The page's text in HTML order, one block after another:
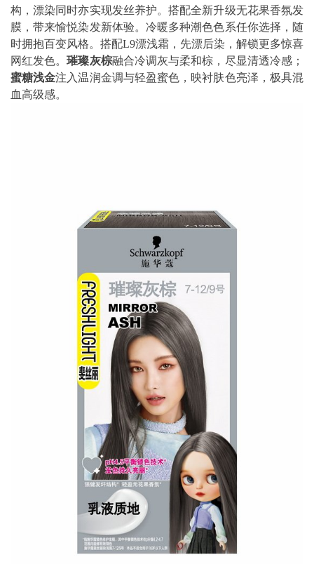
构，漂染同时亦实现发丝养护。搭配全新升级无花果香氛发
膜，带来愉悦染发新体验。冷暖多种潮色色系任你选择，随
时拥抱百变风格。搭配L9漂浅霜，先漂后染，解锁更多惊喜
网红发色。璀璨灰棕融合冷调灰与柔和棕，尽显清透冷感；
蜜糖浅金注入温润金调与轻盈蜜色，映衬肤色亮泽，极具混
血高级感。